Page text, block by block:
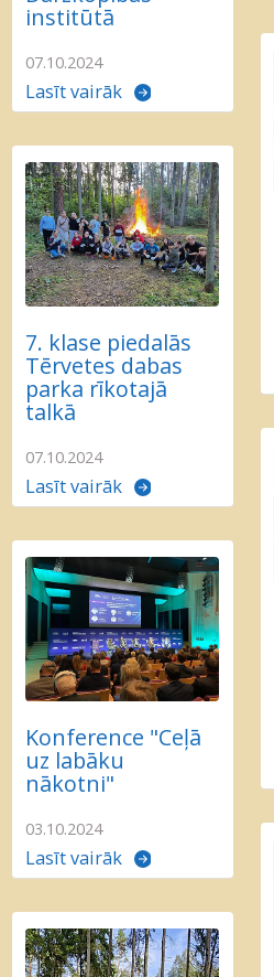
institūtā
07.10.2024
Lasīt vairāk
7. klase piedalās
Tērvetes dabas
parka rīkotajā
talkā
07.10.2024
Lasīt vairāk
Konference "Ceļā
uz labāku
nākotni"
03.10.2024
Lasīt vairāk